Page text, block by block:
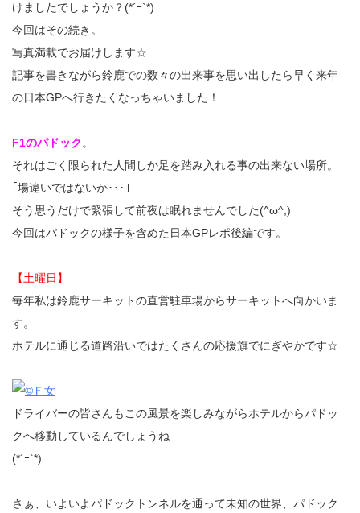
けましたでしょうか？(*´ｰ`*)
今回はその続き。
写真満載でお届けします☆
記事を書きながら鈴鹿での数々の出来事を思い出したら早く来年
の日本GPへ行きたくなっちゃいました！
F1のパドック 。
それはごく限られた人間しか足を踏み入れる事の出来ない場所。
｢場違いではないか･･･｣
そう思うだけで緊張して前夜は眠れませんでした(^ω^;)
今回はパドックの様子を含めた日本GPレポ後編です。
【土曜日】
毎年私は鈴鹿サーキットの直営駐車場からサーキットへ向かいま
す。
ホテルに通じる道路沿いではたくさんの応援旗でにぎやかです☆
ドライバーの皆さんもこの風景を楽しみながらホテルからパドッ
クへ移動しているんでしょうね
(*´ｰ`*)
さぁ、いよいよパドックトンネルを通って未知の世界、パドック